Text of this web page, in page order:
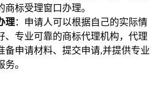
标受理窗口办理。
理：申请人可以根据自己的实际情
、专业可靠的商标代理机构，代理
备申请材料、提交申请,并提供专业
。